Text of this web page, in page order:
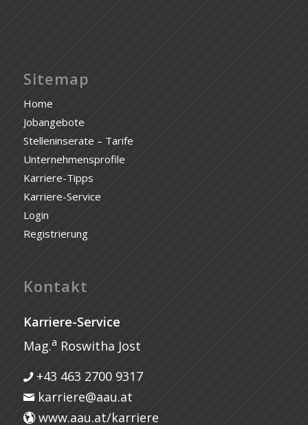
Sitemap
Home
Jobangebote
Stelleninserate – Tarife
Unternehmensprofile
Karriere-Tipps
Karriere-Service
Login
Registrierung
Kontakt
Karriere-Service
Mag.a Roswitha Jost
+43 463 2700 9317
karriere@aau.at
www.aau.at/karriere